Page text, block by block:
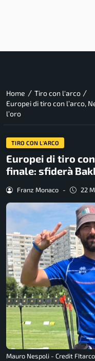
Home / Tiro con l'arco /
Europei di tiro con l’arco,
l’oro
TIRO CON L'ARCO
Europei di tiro
finale: sfiderà
Franz Monaco - 22
Mauro Nespoli - Credit FItarco